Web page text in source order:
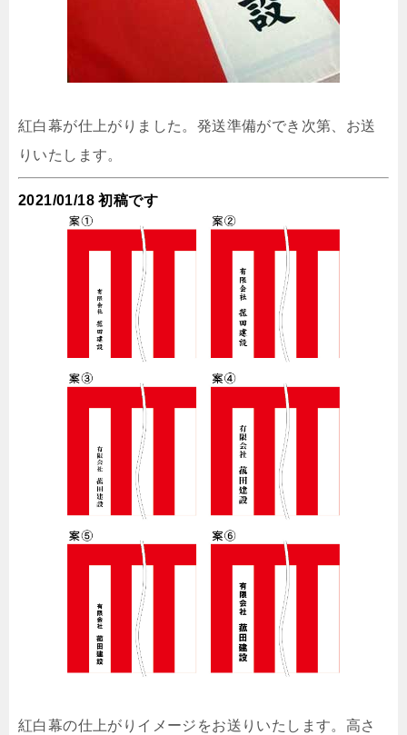
紅白幕が仕上がりました。発送準備ができ次第、お送
りいたします。
2021/01/18 初稿です
紅白幕の仕上がりイメージをお送りいたします。高さ